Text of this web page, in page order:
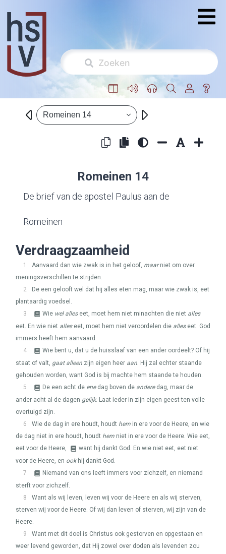
Romeinen 14
Romeinen 14
De brief van de apostel Paulus aan de
Romeinen
Verdraagzaamheid
1 Aanvaard dan wie zwak is in het geloof, maarniet om over
meningsverschillen te strijden.
2
De een gelooft wel dat hij alles eten mag, maar wie zwak is, eet
plantaardig voedsel.
3
Wie wel alleseet, moet hem niet minachten die niet alles
eet. En wie niet alleseet, moet hem niet veroordelen die alleseet. God
immers heeft hem aanvaard.
4
Wie bent u, dat u de huisslaaf van een ander oordeelt? Of hij
staat of valt, gaat alleen zijn eigen heer aan. Hij zal echter staande
gehouden worden, want God is bij machte hem staande te houden.
5
De een acht de enedag boven de anderedag, maar de
ander acht al de dagen gelijk. Laat ieder in zijn eigen geest ten volle
overtuigd zijn.
6
Wie de dag in ere houdt, houdt hem in ere voor de Heere, en wie
de dag niet in ere houdt, houdt hem niet in ere voor de Heere. Wie eet,
eet voor de Heere,
want hij dankt God. En wie niet eet, eet niet
voor de Heere, en ookhij dankt God.
7
Niemand van ons leeft immers voor zichzelf, en niemand
sterft voor zichzelf.
8
Want als wij leven, leven wij voor de Heere en als wij sterven,
sterven wij voor de Heere. Of wij dan leven of sterven, wij zijn van de
Heere.
9
Want met dit doel is Christus ook gestorven en opgestaan en
weer levend geworden, dat Hij zowel over doden als levenden zou